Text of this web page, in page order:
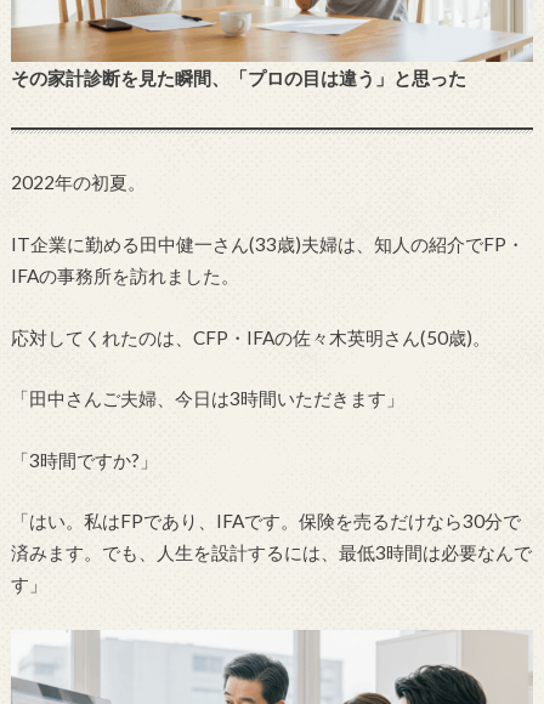
その家計診断を見た瞬間、「プロの目は違う」と思った
2022年の初夏。
IT企業に勤める田中健一さん(33歳)夫婦は、知人の紹介でFP・
IFAの事務所を訪れました。
応対してくれたのは、CFP・IFAの佐々木英明さん(50歳)。
「田中さんご夫婦、今日は3時間いただきます」
「3時間ですか?」
「はい。私はFPであり、IFAです。保険を売るだけなら30分で
済みます。でも、人生を設計するには、最低3時間は必要なんで
す」